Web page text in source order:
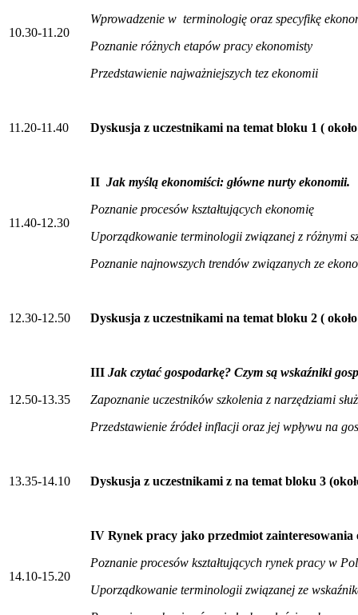
10.30-11.20
Wprowadzenie w terminologię oraz specyfikę
Poznanie różnych etapów pracy ekonomisty
Przedstawienie najważniejszych tez ekonomii
11.20-11.40 Dyskusja z uczestnikami na temat bloku 1 (
11.40-12.30
II Jak myślą ekonomiści: główne nurty ekonomii.
Poznanie procesów kształtujących ekonomię
Uporządkowanie terminologii związanej z różnymi
Poznanie najnowszych trendów związanych ze
12.30-12.50 Dyskusja z uczestnikami na temat bloku 2 (
12.50-13.35
III Jak czytać gospodarkę? Czym są wskaźniki
Zapoznanie uczestników szkolenia z narzędziami
Przedstawienie źródeł inflacji oraz jej wpływu na
13.35-14.10 Dyskusja z uczestnikami z na temat bloku 3
14.10-15.20
IV Rynek pracy jako przedmiot zainteresowania
Poznanie procesów kształtujących rynek pracy w
Uporządkowanie terminologii związanej ze